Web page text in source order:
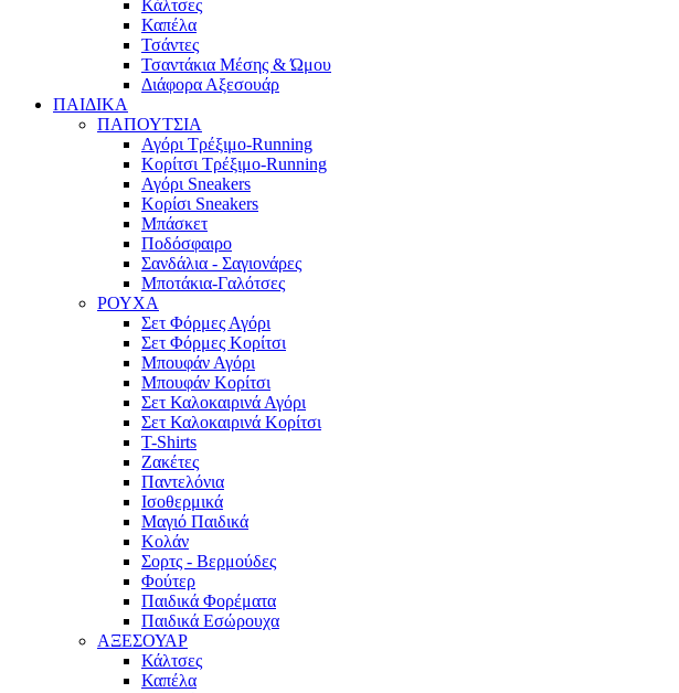
Κάλτσες
Καπέλα
Τσάντες
Τσαντάκια Μέσης & Ώμου
Διάφορα Αξεσουάρ
ΠΑΙΔΙΚΑ
ΠΑΠΟΥΤΣΙΑ
Αγόρι Τρέξιμο-Running
Κορίτσι Τρέξιμο-Running
Αγόρι Sneakers
Κορίσι Sneakers
Μπάσκετ
Ποδόσφαιρο
Σανδάλια - Σαγιονάρες
Μποτάκια-Γαλότσες
ΡΟΥΧΑ
Σετ Φόρμες Αγόρι
Σετ Φόρμες Κορίτσι
Μπουφάν Αγόρι
Μπουφάν Κορίτσι
Σετ Καλοκαιρινά Αγόρι
Σετ Καλοκαιρινά Κορίτσι
T-Shirts
Ζακέτες
Παντελόνια
Ισοθερμικά
Μαγιό Παιδικά
Κολάν
Σορτς - Βερμούδες
Φούτερ
Παιδικά Φορέματα
Παιδικά Εσώρουχα
ΑΞΕΣΟΥΑΡ
Κάλτσες
Καπέλα